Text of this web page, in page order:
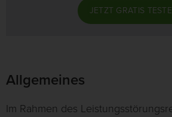
JETZT GRATIS
Allgemeines
Im Rahmen des